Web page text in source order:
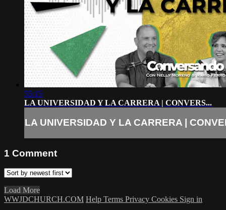
55:15
LA UNIVERSIDAD Y LA CARRERA | CONVERS...
LA UNIVERSIDAD Y LA CARRERA |
1 Comment
Load More
WWJDCHURCH.COM Help Terms Privacy Cookies Sign in